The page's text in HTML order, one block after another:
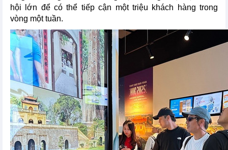
hội lớn để có thể tiếp cận một triệu khách hàng trong
vòng một tuần.